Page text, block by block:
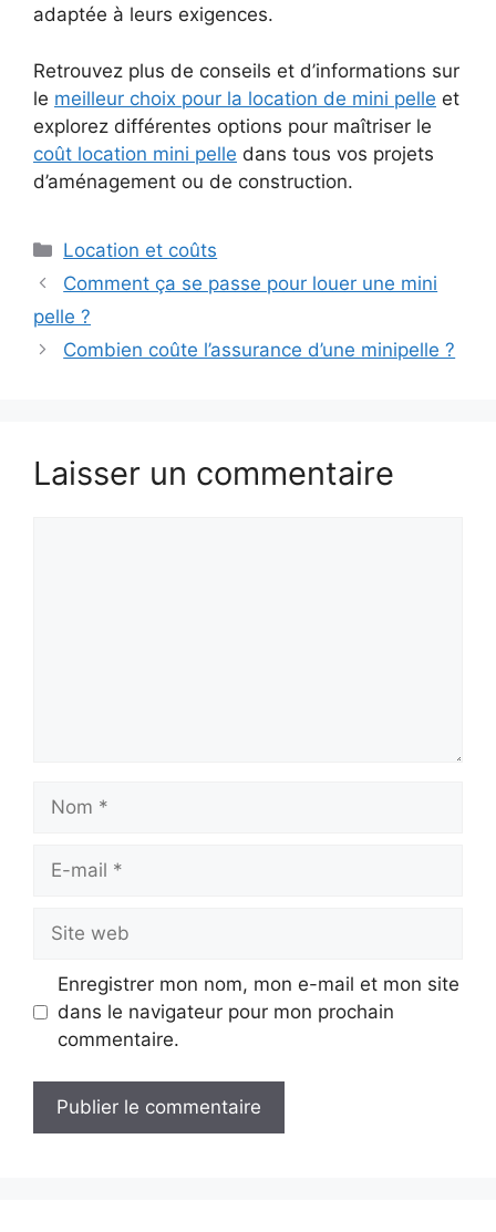
adaptée à leurs exigences.
Retrouvez plus de conseils et d’informations sur
le meilleur choix pour la location de mini pelle et
explorez différentes options pour maîtriser le
coût location mini pelle dans tous vos projets
d’aménagement ou de construction.
Catégories
Location et coûts
Comment ça se passe pour louer une mini
pelle ?
Combien coûte l’assurance d’une minipelle ?
Laisser un commentaire
mail
web
Enregistrer mon nom, mon e-mail et mon site
dans le navigateur pour mon prochain
commentaire.